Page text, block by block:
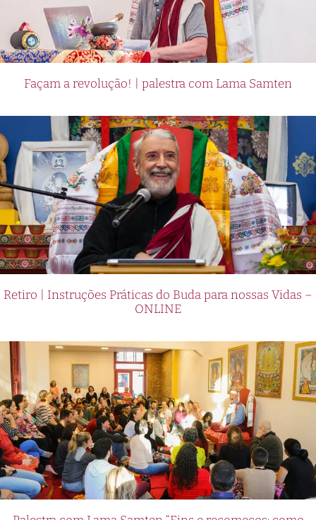
Façam a revolução! | palestra com Lama Samten
Retiro | Instruções Práticas do Buda para nossas Vidas –
ONLINE